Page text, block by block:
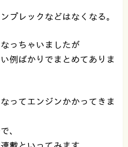
プレックなどはなくなる。
っちゃいましたが
例ばかりでまとめてありま
ってエンジンかかってきま
、